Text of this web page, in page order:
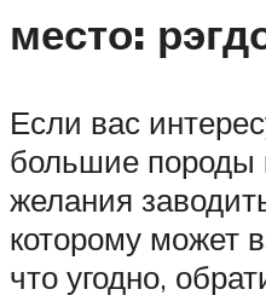
место:
Если вас
большие породы
желания
которому может
что угодно,